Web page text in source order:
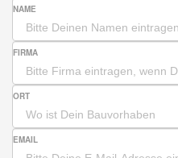
NAME
FIRMA
ORT
EMAIL